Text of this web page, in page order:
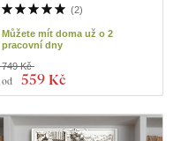
(2)
Můžete mít doma už o 2
pracovní dny
od 559 Kč
749 Kč